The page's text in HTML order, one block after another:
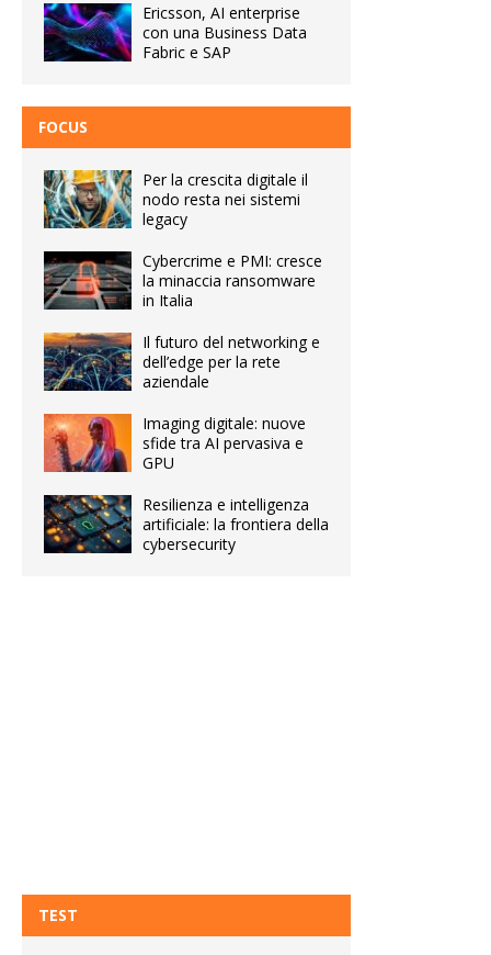
Ericsson, AI enterprise
con una Business Data
Fabric e SAP
FOCUS
Per la crescita digitale il
nodo resta nei sistemi
legacy
Cybercrime e PMI: cresce
la minaccia ransomware
in Italia
Il futuro del networking e
dell’edge per la rete
aziendale
Imaging digitale: nuove
sfide tra AI pervasiva e
GPU
Resilienza e intelligenza
artificiale: la frontiera della
cybersecurity
TEST